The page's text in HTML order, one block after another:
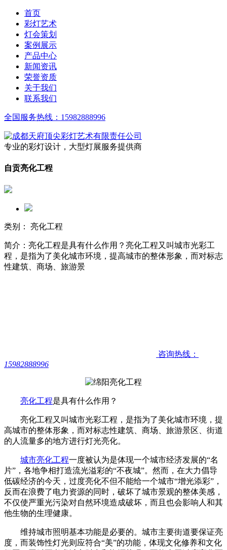
首页
彩灯艺术
灯会策划
案例展示
产品中心
新闻资讯
荣誉资质
关于我们
联系我们
全国服务热线： 15982888996
专业的彩灯设计，大型灯展服务提供商
自贡亮化工程
类别： 亮化工程
简介：亮化工程是具有什么作用？亮化工程又叫城市光彩工
程，是指为了美化城市环境，提高城市的整体形象，而对标志
性建筑、商场、旅游景
咨询热线：
15982888996
亮化工程是具有什么作用？
亮化工程又叫城市光彩工程，是指为了美化城市环境，提
高城市的整体形象，而对标志性建筑、商场、旅游景区、街道
的人流量多的地方进行灯光亮化。
城市亮化工程一度被认为是体现一个城市经济发展的“名
片”，各地争相打造流光溢彩的“不夜城”。然而，在大力倡导
低碳经济的今天，过度亮化不但不能给一个城市“增光添彩”，
反而在浪费了电力资源的同时，破坏了城市景观的整体美感，
不仅使严重光污染对自然环境造成破坏，而且也会影响人和其
他生物的生理健康。
维持城市照明基本功能是必要的。城市主要街道要保证亮
度，而装饰性灯光则应符合“美”的功能，体现文化修养和文化